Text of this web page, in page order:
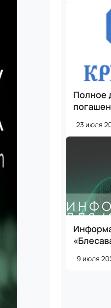
Полное
23 июля
9 июля